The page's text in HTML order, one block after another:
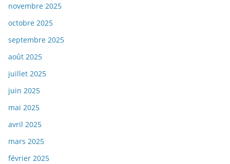
novembre 2025
octobre 2025
septembre 2025
août 2025
juillet 2025
juin 2025
mai 2025
avril 2025
mars 2025
février 2025